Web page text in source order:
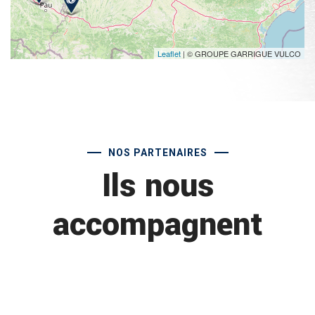
Leaflet | © GROUPE GARRIGUE VULCO
NOS PARTENAIRES
Ils nous
accompagnent